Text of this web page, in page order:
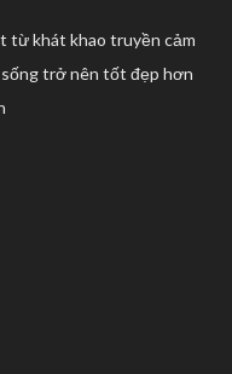
từ khát khao truyền cảm
sống trở nên tốt đẹp hơn